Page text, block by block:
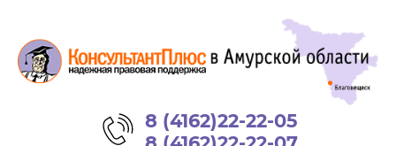
8 (4162)22-22-05